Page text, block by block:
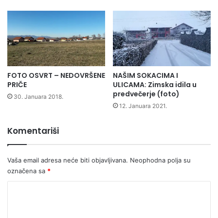
FOTO OSVRT – NEDOVRŠENE
PRIČE
30. Januara 2018.
NAŠIM SOKACIMA I
ULICAMA: Zimska idila u
predvečerje (foto)
12. Januara 2021.
Komentariši
Vaša email adresa neće biti objavljivana. Neophodna polja su
označena sa *